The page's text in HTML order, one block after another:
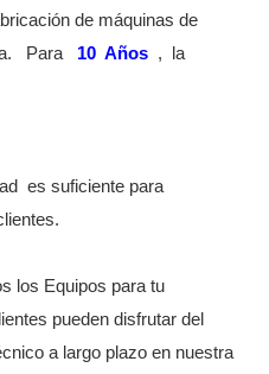
de máquinas de
Para 10 Años ,
la
es suficiente para
los Equipos para tu
pueden disfrutar del
a largo plazo en nuestra